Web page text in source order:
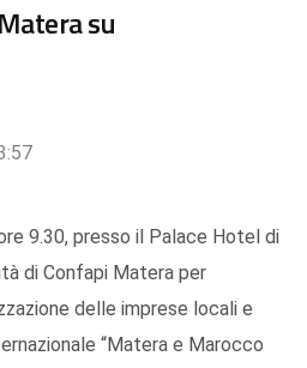
su
9.30, presso il Palace Hotel di
di Confapi Matera per
delle imprese locali e
“Matera e Marocco